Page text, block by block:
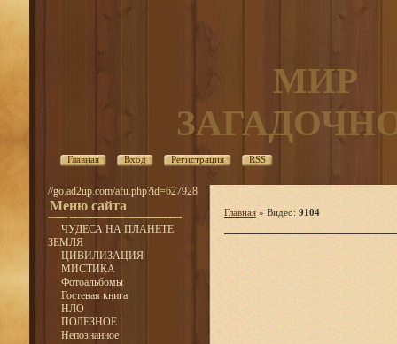
МИР
Главная Вход Регистрация RSS
//go.ad2up.com/afu.php?id=627928
Меню сайта
ЧУДЕСА НА ПЛАНЕТЕ
ЗЕМЛЯ
ЦИВИЛИЗАЦИЯ
МИСТИКА
Фотоальбомы
Гостевая книга
НЛО
ПОЛЕЗНОЕ
Непознанное
Главная » Видео: 9104